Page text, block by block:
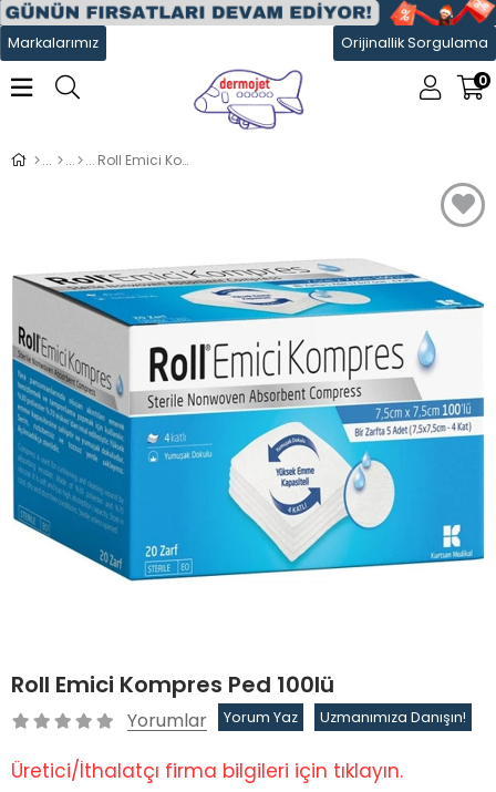
Markalarımız
Orijinallik Sorgulama
0
Roll Emici Kompres Ped 100lü
Roll Emici Kompres Ped 100lü
Yorumlar Yorum Yaz Uzmanımıza Danışın!
Üretici/İthalatçı firma bilgileri için tıklayın.